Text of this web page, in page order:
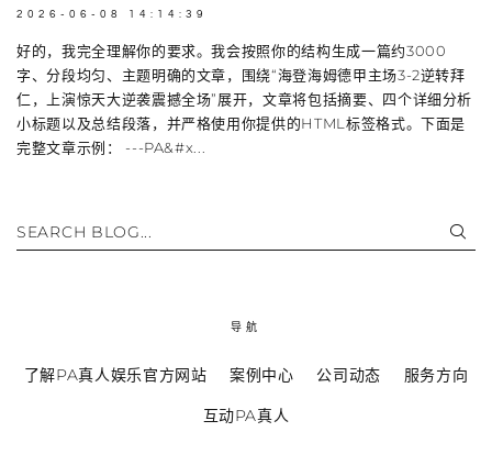
2026-06-08 14:14:39
好的，我完全理解你的要求。我会按照你的结构生成一篇约3000
字、分段均匀、主题明确的文章，围绕“海登海姆德甲主场3-2逆转拜
仁，上演惊天大逆袭震撼全场”展开，文章将包括摘要、四个详细分析
小标题以及总结段落，并严格使用你提供的HTML标签格式。下面是
完整文章示例： ---PA&#x...
SEARCH BLOG...
导航
了解PA真人娱乐官方网站 案例中心 公司动态 服务方向
互动PA真人